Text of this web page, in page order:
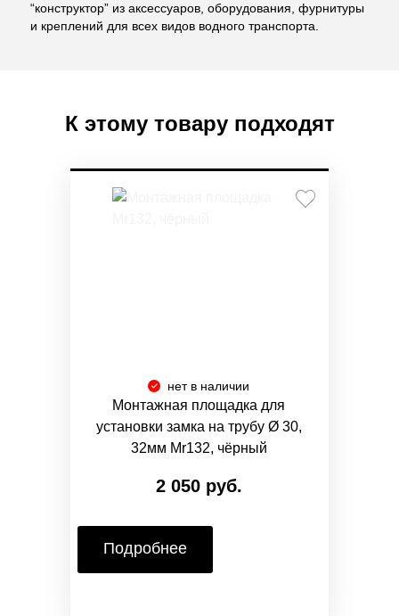
“конструктор” из аксессуаров, оборудования, фурнитуры
и креплений для всех видов водного транспорта.
К этому товару подходят
нет в наличии
Монтажная площадка для
установки замка на трубу Ø 30,
32мм Mr132, чёрный
2 050 руб.
Подробнее